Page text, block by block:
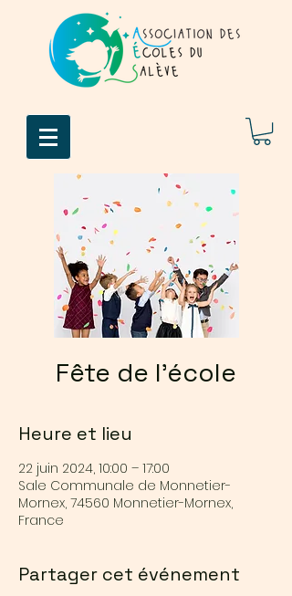
Fête de l'école
Heure et lieu
22 juin 2024, 10:00 – 17:00
Sale Communale de Monnetier-
Mornex, 74560 Monnetier-Mornex,
France
Partager cet événement